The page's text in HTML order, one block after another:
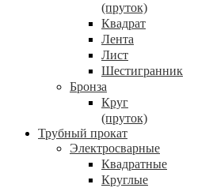
(пруток)
Квадрат
Лента
Лист
Шестигранник
Бронза
Круг
(пруток)
Трубный прокат
Электросварные
Квадратные
Круглые